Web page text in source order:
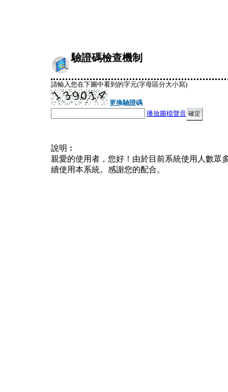
驗證碼檢查機制
請輸入您在下圖中看到的字元(字母區分大小寫)
更換驗證碼
播放圖檔聲音
說明︰
親愛的使用者，您好！由於目前系統使用人數眾
續使用本系統。感謝您的配合。